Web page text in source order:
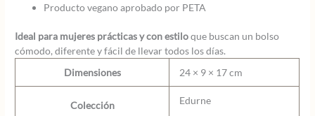
Producto vegano aprobado por PETA
Ideal para mujeres prácticas y con estiloque buscan un bolso
cómodo, diferente y fácil de llevar todos los días.
Dimensiones
24 × 9 × 17 cm
Colección Edurne